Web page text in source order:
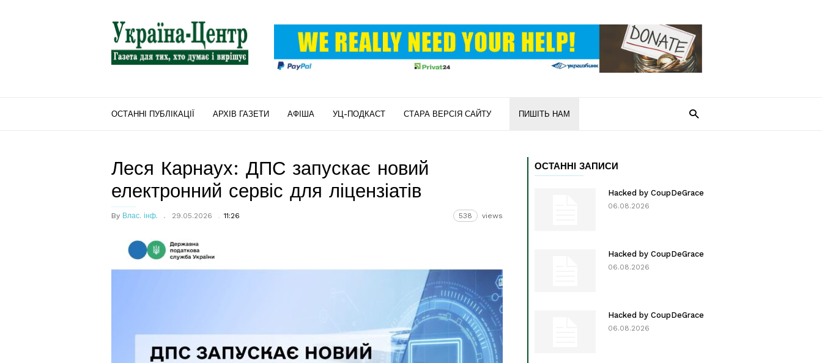
"Україна-
Центр"
ОСТАННІ ПУБЛІКАЦІЇ АРХІВ ГАЗЕТИ АФІША УЦ-ПОДКАСТ СТАРА ВЕРСІЯ САЙТУ ПИШІТЬ НАМ
Леся Карнаух: ДПС запускає новий
електронний сервіс для ліцензіатів
By Влас. інф. 29.05.2026 11:26 538 views
ОСТАННІ ЗАПИСИ
Hacked by CoupDeGrace
06.08.2026
Hacked by CoupDeGrace
06.08.2026
Hacked by CoupDeGrace
06.08.2026